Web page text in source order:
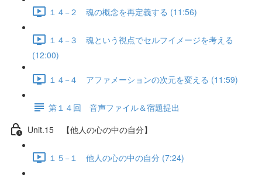
１４−２ 魂の概念を再定義する (11:56)
１４−３ 魂という視点でセルフイメージを考える
(12:00)
１４−４ アファメーションの次元を変える (11:59)
第１４回 音声ファイル＆宿題提出
Unit.15 【他人の心の中の自分】
１５−１ 他人の心の中の自分 (7:24)